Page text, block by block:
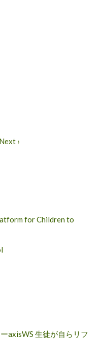
Next ›
for Children to
axisWS 生徒が自らリフ